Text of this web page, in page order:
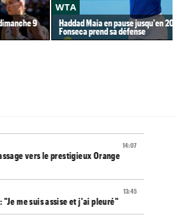
9
WTA
Haddad Maia en pause jusqu'en
Fonseca prend sa défense
14:07
vers le prestigieux Orange
13:45
"Je me suis assise et j'ai pleuré"